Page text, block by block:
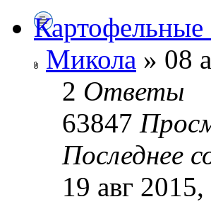
Картофельные
Микола » 08
2 Ответы
63847
Последнее
19 авг